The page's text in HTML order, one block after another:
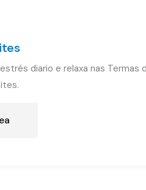
diario e relaxa nas Termas